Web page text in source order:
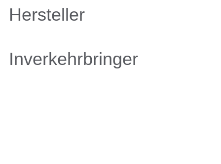
Hersteller
Inverkehrbringer